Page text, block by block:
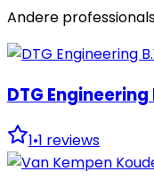
Andere
DTG Engineering
1•1 reviews